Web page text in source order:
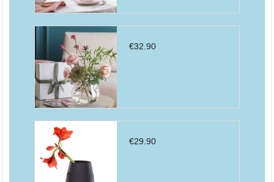
€32.90
€29.90